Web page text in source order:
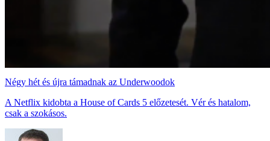
Négy hét és újra támadnak az Underwoodok
A Netflix kidobta a House of Cards 5 előzetesét. Vér és hatalom,
csak a szokásos.